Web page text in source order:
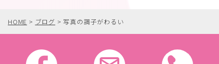
HOME > ブログ >写真の調子がわるい